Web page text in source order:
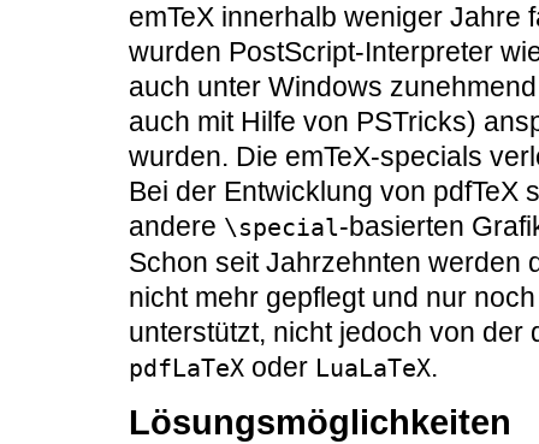
emTeX innerhalb weniger Jahre
wurden PostScript-Interpreter
auch unter Windows
auch mit Hilfe von PSTricks)
wurden. Die emTeX-specials
Bei der Entwicklung von pdfTeX
andere \special-basierten
Schon seit Jahrzehnten werden
nicht mehr gepflegt und nur
unterstützt, nicht jedoch von der
pdfLaTeX oder LuaLaTeX.
Lösungsmöglichkeiten